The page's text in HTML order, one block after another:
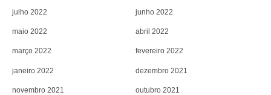
julho 2022 junho 2022
maio 2022 abril 2022
março 2022 fevereiro 2022
janeiro 2022 dezembro 2021
novembro 2021 outubro 2021